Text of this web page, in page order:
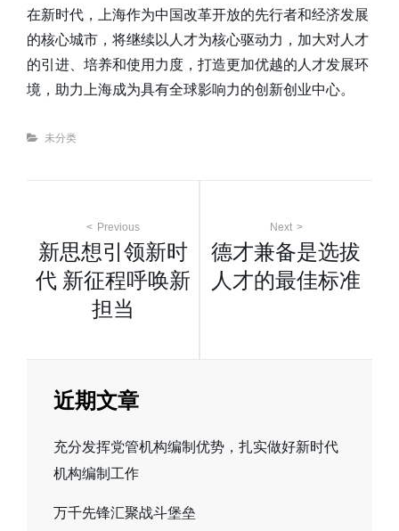
在新时代，上海作为中国改革开放的先行者和经济发展
的核心城市，将继续以人才为核心驱动力，加大对人才
的引进、培养和使用力度，打造更加优越的人才发展环
境，助力上海成为具有全球影响力的创新创业中心。
Categories
未分类
章
Previous
新思想引领新时
代 新征程呼唤新
担当
Next
德才兼备是选拔
人才的最佳标准
近期文章
充分发挥党管机构编制优势，扎实做好新时代
机构编制工作
万千先锋汇聚战斗堡垒